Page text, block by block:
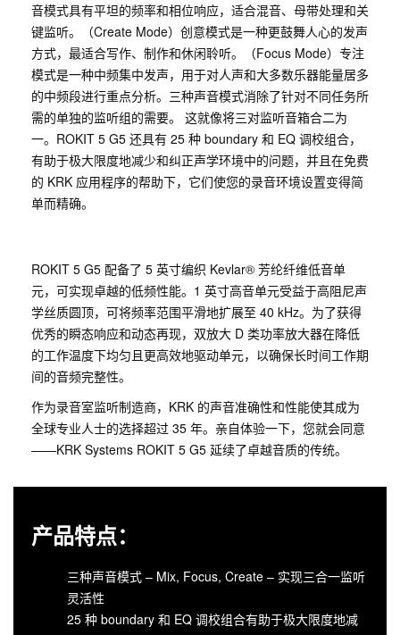
音模式具有平坦的频率和相位响应，适合混音、母带处理和关
键监听。（Create Mode）创意模式是一种更鼓舞人心的发声
方式，最适合写作、制作和休闲聆听。（Focus Mode）专注
模式是一种中频集中发声，用于对人声和大多数乐器能量居多
的中频段进行重点分析。三种声音模式消除了针对不同任务所
需的单独的监听组的需要。 这就像将三对监听音箱合二为
一。ROKIT 5 G5 还具有 25 种 boundary 和 EQ 调校组合，
有助于极大限度地减少和纠正声学环境中的问题，并且在免费
的 KRK 应用程序的帮助下，它们使您的录音环境设置变得简
单而精确。
ROKIT 5 G5 配备了 5 英寸编织 Kevlar® 芳纶纤维低音单
元，可实现卓越的低频性能。1 英寸高音单元受益于高阻尼声
学丝质圆顶，可将频率范围平滑地扩展至 40 kHz。为了获得
优秀的瞬态响应和动态再现，双放大 D 类功率放大器在降低
的工作温度下均匀且更高效地驱动单元，以确保长时间工作期
间的音频完整性。
作为录音室监听制造商，KRK 的声音准确性和性能使其成为
全球专业人士的选择超过 35 年。亲自体验一下，您就会同意
——KRK Systems ROKIT 5 G5 延续了卓越音质的传统。
产品特点：
三种声音模式 – Mix, Focus, Create – 实现三合一监听
灵活性
25 种 boundary 和 EQ 调校组合有助于极大限度地减